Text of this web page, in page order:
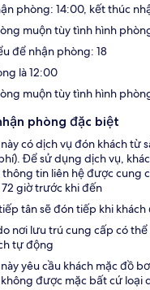
phòng: 14:00, kết thúc
muộn tùy tình hình
để nhận phòng: 18
là 12:00
muộn tùy tình hình
phòng đặc biệt
có dịch vụ đón khách từ
Để sử dụng dịch vụ,
tin liên hệ được cung
giờ trước khi đến
tân sẽ đón tiếp khi
nơi lưu trú cung cấp có
tự động
yêu cầu khách mặc đồ
được mặc bất cứ loại